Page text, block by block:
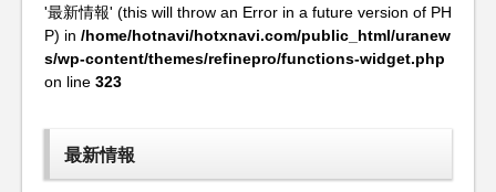
'最新情報' (this will throw an Error in a future version of PH
P) in /home/hotnavi/hotxnavi.com/public_html/uranew
s/wp-content/themes/refinepro/functions-widget.php
on line 323
最新情報